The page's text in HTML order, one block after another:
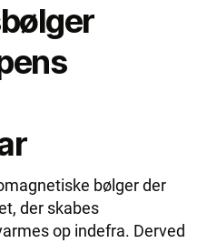
bølger der
der skabes
op indefra. Derved